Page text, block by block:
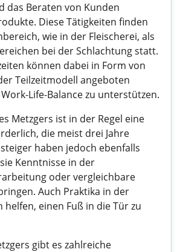
das Beraten von Kunden
Diese Tätigkeiten finden
wie in der Fleischerei, als
bei der Schlachtung statt.
können dabei in Form von
Teilzeitmodell angeboten
Life-Balance zu unterstützen.
Metzgers ist in der Regel eine
die meist drei Jahre
haben jedoch ebenfalls
Kenntnisse in der
oder vergleichbare
Auch Praktika in der
helfen, einen Fuß in die Tür zu
gibt es zahlreiche